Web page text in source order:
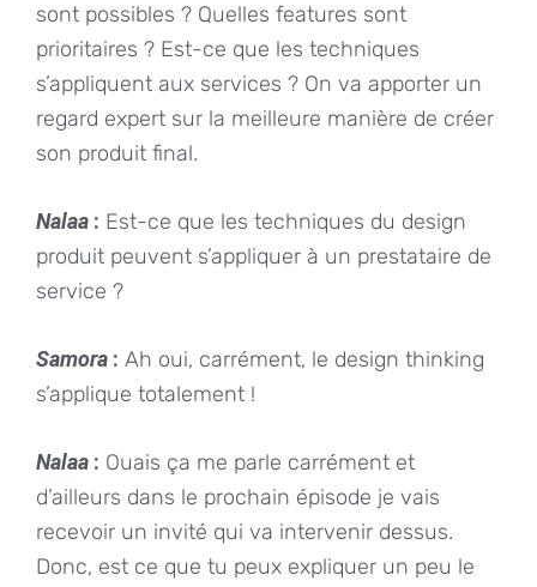
sont possibles ? Quelles features sont
prioritaires ? Est-ce que les techniques
s’appliquent aux services ? On va apporter un
regard expert sur la meilleure manière de créer
son produit final.
Nalaa : Est-ce que les techniques du design
produit peuvent s’appliquer à un prestataire de
service ?
Samora : Ah oui, carrément, le design thinking
s’applique totalement !
Nalaa : Ouais ça me parle carrément et
d’ailleurs dans le prochain épisode je vais
recevoir un invité qui va intervenir dessus.
Donc, est ce que tu peux expliquer un peu le